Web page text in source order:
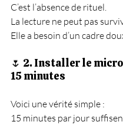
C’est l’absence de rituel.
La lecture ne peut pas
Elle a besoin d’un cadre
🌷 2. Installer le
15 minutes
Voici une vérité simple :
15 minutes par jour